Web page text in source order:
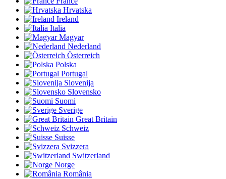
Hrvatska
Ireland
Italia
Magyar
Nederland
Österreich
Polska
Portugal
Slovenija
Slovensko
Suomi
Sverige
Great Britain
Schweiz
Suisse
Svizzera
Switzerland
Norge
România